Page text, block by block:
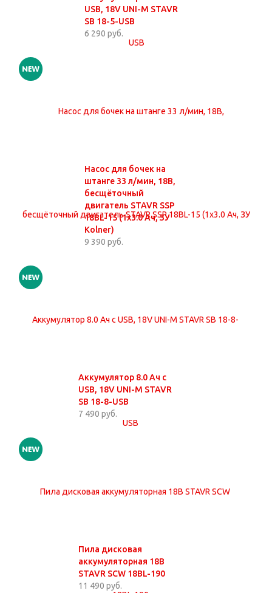
USB, 18V UNI-M STAVR
SB 18-5-USB
6 290 руб.
Насос для бочек на
штанге 33 л/мин, 18В,
бесщёточный
двигатель STAVR SSP
18BL-15 (1х3.0 Ач, ЗУ
Kolner)
9 390 руб.
Аккумулятор 8.0 Ач с
USB, 18V UNI-M STAVR
SB 18-8-USB
7 490 руб.
Пила дисковая
аккумуляторная 18В
STAVR SCW 18BL-190
11 490 руб.